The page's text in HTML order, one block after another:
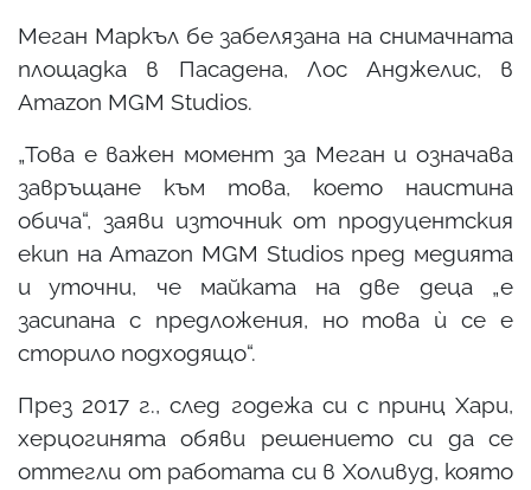
Меган Маркъл бе забелязана на снимачната
площадка в Пасадена, Лос Анджелис, в
Amazon MGM Studios.
„Това е важен момент за Меган и означава
завръщане към това, което наистина
обича“, заяви източник от продуцентския
екип на Amazon MGM Studios пред медията
и уточни, че майката на две деца „е
засипана с предложения, но това ѝ се е
сторило подходящо“.
През 2017 г., след годежа си с принц Хари,
херцогинята обяви решението си да се
оттегли от работата си в Холивуд, която